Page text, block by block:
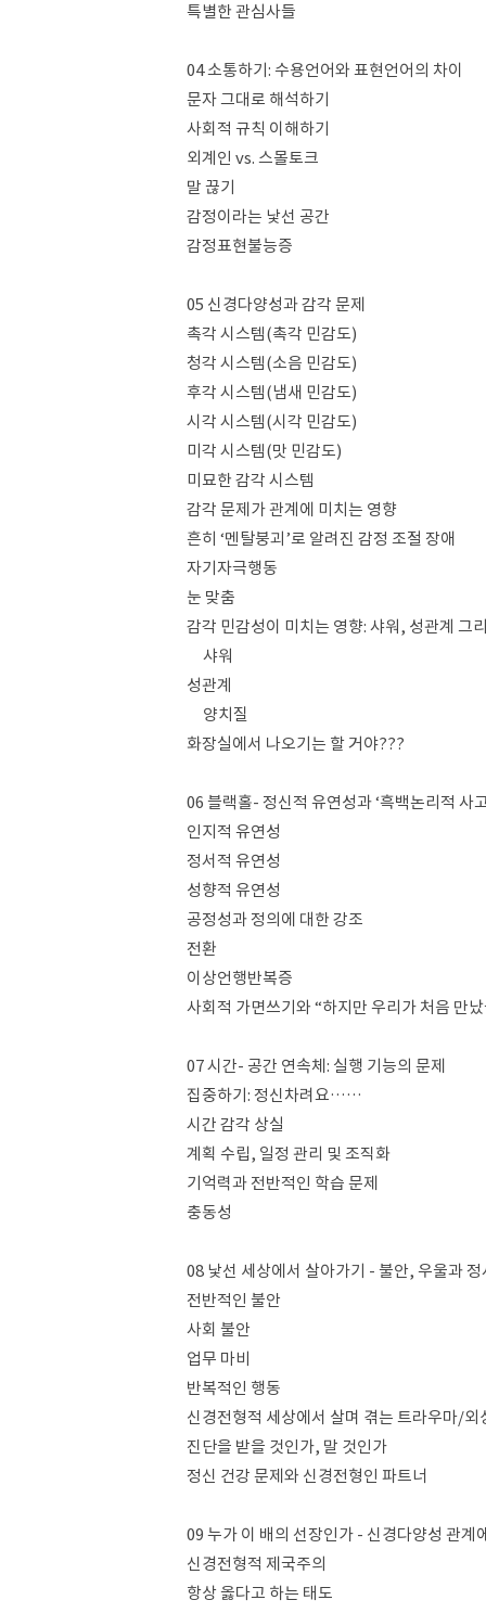
특별한 관심사들
04 소통하기: 수용언어와 표현언어의 차이
문자 그대로 해석하기
사회적 규칙 이해하기
외계인 vs. 스몰토크
말 끊기
감정이라는 낯선 공간
감정표현불능증
05 신경다양성과 감각 문제
촉각 시스템(촉각 민감도)
청각 시스템(소음 민감도)
후각 시스템(냄새 민감도)
시각 시스템(시각 민감도)
미각 시스템(맛 민감도)
미묘한 감각 시스템
감각 문제가 관계에 미치는 영향
흔히 ‘멘탈붕괴’로 알려진 감정 조절 장애
자기자극행동
눈 맞춤
감각 민감성이 미치는 영향: 샤워, 성관계 그
샤워
성관계
양치질
화장실에서 나오기는 할 거야???
06 블랙홀- 정신적 유연성과 ‘흑백논리적 사
인지적 유연성
정서적 유연성
성향적 유연성
공정성과 정의에 대한 강조
전환
이상언행반복증
사회적 가면쓰기와 “하지만 우리가 처음
07 시간- 공간 연속체: 실행 기능의 문제
집중하기: 정신차려요……
시간 감각 상실
계획 수립, 일정 관리 및 조직화
기억력과 전반적인 학습 문제
충동성
08 낯선 세상에서 살아가기 - 불안, 우울과
전반적인 불안
사회 불안
업무 마비
반복적인 행동
신경전형적 세상에서 살며 겪는 트라우마/외
진단을 받을 것인가, 말 것인가
정신 건강 문제와 신경전형인 파트너
09 누가 이 배의 선장인가 - 신경다양성 관계
신경전형적 제국주의
항상 옳다고 하는 태도